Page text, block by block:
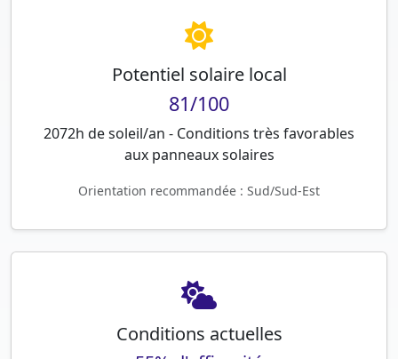
Potentiel solaire local
81/100
2072h de soleil/an - Conditions très favorables
aux panneaux solaires
Orientation recommandée : Sud/Sud-Est
Conditions actuelles